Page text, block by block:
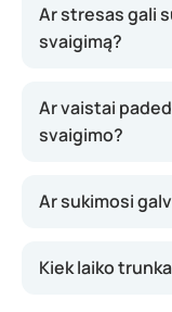
Ar stresas gali
svaigimą?
Ar vaistai
svaigimo?
Ar sukimosi
Kiek laiko